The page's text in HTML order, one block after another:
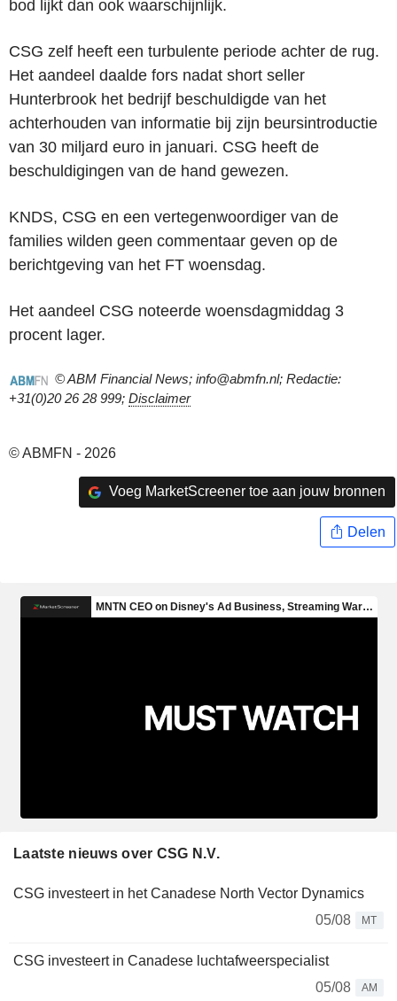
bod lijkt dan ook waarschijnlijk.
CSG zelf heeft een turbulente periode achter de rug.
Het aandeel daalde fors nadat short seller
Hunterbrook het bedrijf beschuldigde van het
achterhouden van informatie bij zijn beursintroductie
van 30 miljard euro in januari. CSG heeft de
beschuldigingen van de hand gewezen.
KNDS, CSG en een vertegenwoordiger van de
families wilden geen commentaar geven op de
berichtgeving van het FT woensdag.
Het aandeel CSG noteerde woensdagmiddag 3
procent lager.
© ABM Financial News; info@abmfn.nl; Redactie:
+31(0)20 26 28 999; Disclaimer
© ABMFN - 2026
Voeg MarketScreener toe aan jouw bronnen
Delen
Laatste nieuws over CSG N.V.
CSG investeert in het Canadese North Vector Dynamics
05/08
MT
CSG investeert in Canadese luchtafweerspecialist
05/08
AM